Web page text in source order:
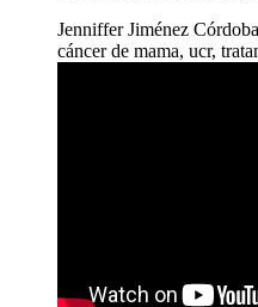
Jenniffer Jiménez Córdoba
cáncer de mama, ucr,